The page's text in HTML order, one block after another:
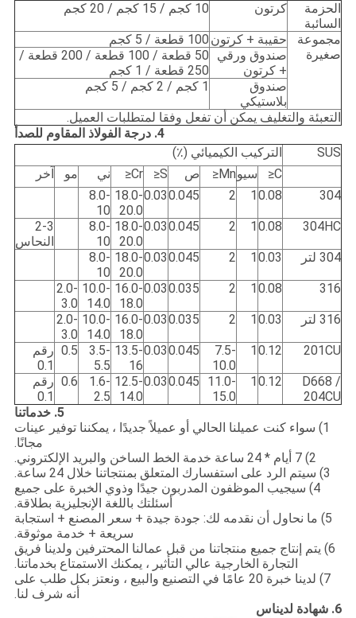
الحزمة
السائبة
كرتون 10 كجم / 15 كجم / 20 كجم
مجموعة
صغيرة
حقيبة + كرتون 100 قطعة / 5 كجم
صندوق ورقي
+ كرتون
50 قطعة / 100 قطعة / 200 قطعة /
250 قطعة / 1 كجم
صندوق
بلاستيكي
1 كجم / 2 كجم / 5 كجم
التعبئة والتغليف يمكن أن تفعل وفقا لمتطلبات العميل.
4. درجة الفولاذ المقاوم للصدأ
SUS
التركيب الكيميائي (٪)
C≤
سيوMn≤ ص S≤
Cr≤ ني مو
آخر
304
0.08
1
2
0.045
0.03
18.0-
20.0
8.0-
10
304HC
0.08
1
2
0.045
0.03
18.0-
20.0
8.0-
10
2-3
النحاس
304 لتر
0.03
1
2
0.045
0.03
18.0-
20.0
8.0-
10
316
0.08
1
2
0.035
0.03
16.0-
18.0
10.0-
14.0
2.0-
3.0
316 لتر
0.03
1
2
0.035
0.03
16.0-
18.0
10.0-
14.0
2.0-
3.0
201CU
0.12
1
7.5-
10.0
0.045
0.03
13.5-
16
3.5-
5.5
0.5 رقم
0.1
D668 /
204CU
0.12
1
11.0-
15.0
0.045
0.03
12.5-
14.0
1.6-
2.5
0.6 رقم
0.1
5. خدماتنا
1) سواء كنت عميلنا الحالي أو عميلاً جديدًا ، يمكننا توفير عينات
مجانًا.
2) 7 أيام * 24 ساعة خدمة الخط الساخن والبريد الإلكتروني.
3) سيتم الرد على استفسارك المتعلق بمنتجاتنا خلال 24 ساعة.
4) سيجيب الموظفون المدربون جيدًا وذوي الخبرة على جميع
أسئلتك باللغة الإنجليزية بطلاقة.
5) ما نحاول أن نقدمه لك: جودة جيدة + سعر المصنع + استجابة
سريعة + خدمة موثوقة.
6) يتم إنتاج جميع منتجاتنا من قبل عمالنا المحترفين ولدينا فريق
التجارة الخارجية عالي التأثير ، يمكنك الاستمتاع بخدماتنا.
7) لدينا خبرة 20 عامًا في التصنيع والبيع ، ونعتز بكل طلب على
أنه شرف لنا.
6. شهادة لدينا
س